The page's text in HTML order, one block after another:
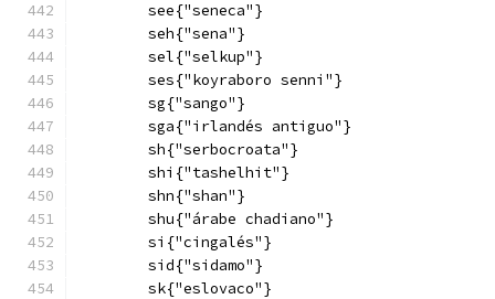
        see{"seneca"}
        seh{"sena"}
        sel{"selkup"}
        ses{"koyraboro senni"}
        sg{"sango"}
        sga{"irlandés antiguo"}
        sh{"serbocroata"}
        shi{"tashelhit"}
        shn{"shan"}
        shu{"árabe chadiano"}
        si{"cingalés"}
        sid{"sidamo"}
        sk{"eslovaco"}